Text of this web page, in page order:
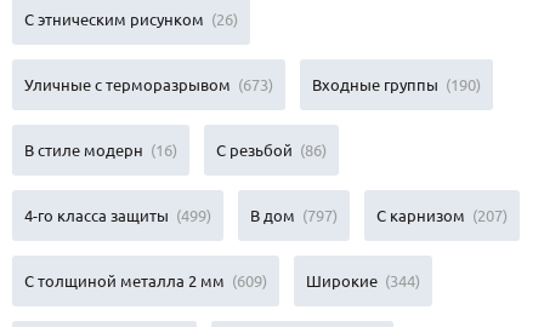
С этническим рисунком (26)
Уличные с терморазрывом (673) Входные группы (190)
В стиле модерн (16) С резьбой (86)
4-го класса защиты (499) В дом (797) С карнизом (207)
С толщиной металла 2 мм (609) Широкие (344)